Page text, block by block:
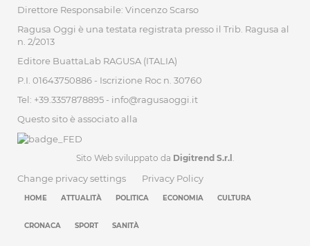
Direttore Responsabile: Vincenzo Scarso
Ragusa Oggi è una testata registrata presso il Trib. Ragusa al
n. 2/2013
Editore BuattaLab RAGUSA (ITALIA)
P.I. 01643750886 - Iscrizione Roc n. 30760
Tel: +39.3357878895 - info@ragusaoggi.it
Questo sito è associato alla
Sito Web sviluppato da Digitrend S.r.l .
Change privacy settings Privacy Policy
HOME ATTUALITÀ POLITICA ECONOMIA CULTURA
CRONACA SPORT SANITÀ